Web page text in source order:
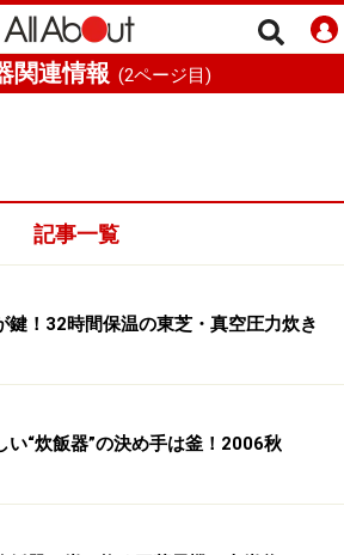
関連情報 (2ページ目)
記事一覧
鍵！32時間保温の東芝・真空圧力炊き
い“炊飯器”の決め手は釜！2006秋